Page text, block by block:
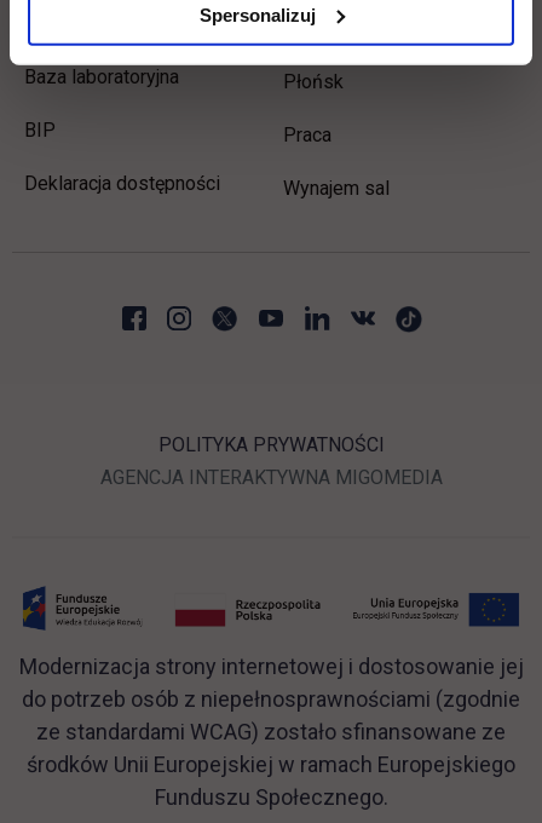
Spersonalizuj
Baza laboratoryjna
BIP link otwiera się w nowej karcie
Deklaracja dostępności
Wydział Zamiejscowy
Płońsk
Praca
Wynajem sal
POLITYKA PRYWATNOŚCI
AGENCJA INTERAKTYWNALINK OTWIERA SIĘ W
MIGOMEDIALINK
Modernizacja strony internetowej i dostosowanie jej
do potrzeb osób z niepełnosprawnościami (zgodnie
ze standardami WCAG) zostało sfinansowane ze
środków Unii Europejskiej w ramach Europejskiego
Funduszu Społecznego.